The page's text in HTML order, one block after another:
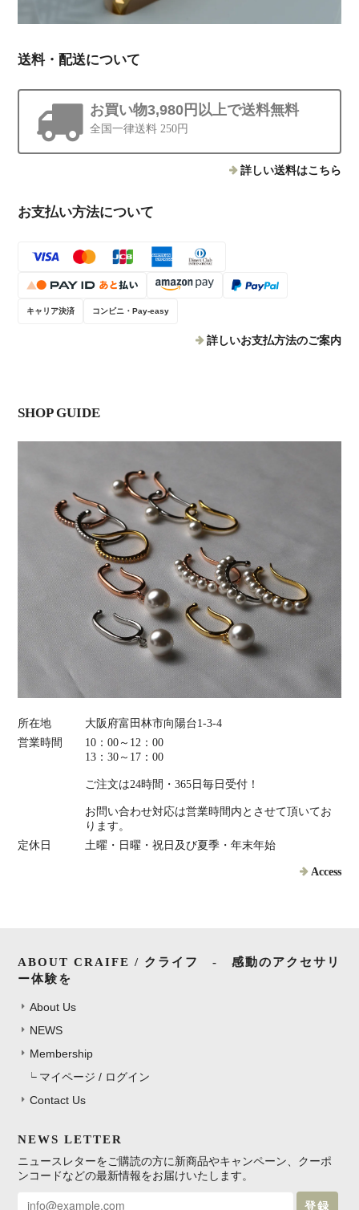
送料・配送について
お買い物3,980円以上で送料無料
全国一律送料 250円
詳しい送料はこちら
お支払い方法について
キャリア決済 コンビニ・Pay-easy
詳しいお支払方法のご案内
SHOP GUIDE
所在地
大阪府富田林市向陽台1-3-4
営業時間
10：00～12：00
13：30～17：00
ご注文は24時間・365日毎日受付！
お問い合わせ対応は営業時間内とさせて頂いてお
ります。
定休日
土曜・日曜・祝日及び夏季・年末年始
Access
ABOUT CRAIFE / クライフ - 感動のアクセサリ
ー体験を
About Us
NEWS
Membership
マイページ / ログイン
Contact Us
NEWS LETTER
ニュースレターをご購読の方に新商品やキャンペーン、クーポ
ンコードなどの最新情報をお届けいたします。
登録